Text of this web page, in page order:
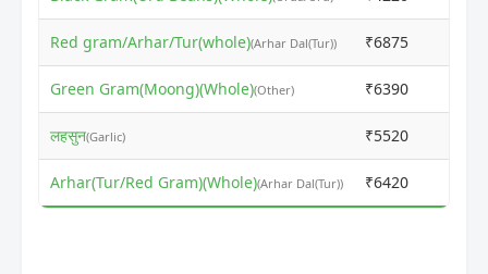
Red gram/Arhar/Tur(whole)(Arhar Dal(Tur)) ₹6875
Green Gram(Moong)(Whole)(Other) ₹6390
लहसुन(Garlic) ₹5520
Arhar(Tur/Red Gram)(Whole)(Arhar Dal(Tur)) ₹6420